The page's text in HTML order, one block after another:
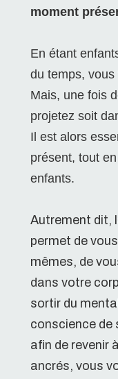
moment
En étant
du temps, vous
Mais, une fois
projetez soit
Il est alors
présent, tout
enfants.
Autrement dit,
permet de
mêmes, de
dans votre
sortir du
conscience de
afin de revenir
ancrés, vous